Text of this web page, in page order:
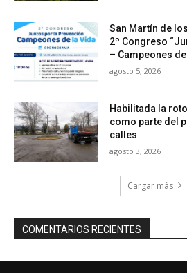
San Martín de
2º Congreso
– Campeones
agosto 5, 2026
Habilitada la
como parte del
calles
agosto 3, 2026
Cargar más
COMENTARIOS RECIENTES